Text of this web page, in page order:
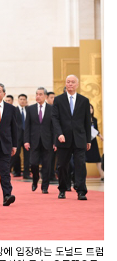
입장하는 도널드 트럼